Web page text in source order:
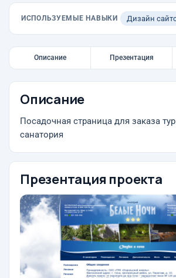
ИСПОЛЬЗУЕМЫЕ НАВЫКИ Дизайн
Описание Презентация
Описание
Посадочная страница для заказа тур
санатория
Презентация проекта